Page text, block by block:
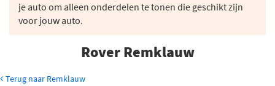
je auto om alleen onderdelen te tonen die geschikt zijn
voor jouw auto.
Rover Remklauw
Terug naar Remklauw